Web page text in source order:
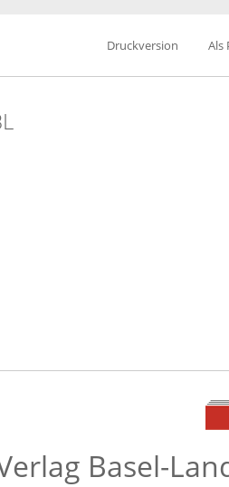
Druckversion Als
Basel-